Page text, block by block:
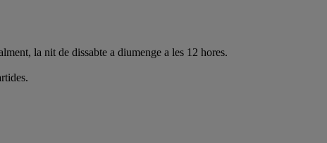
la nit de dissabte a diumenge a les 12 hores.